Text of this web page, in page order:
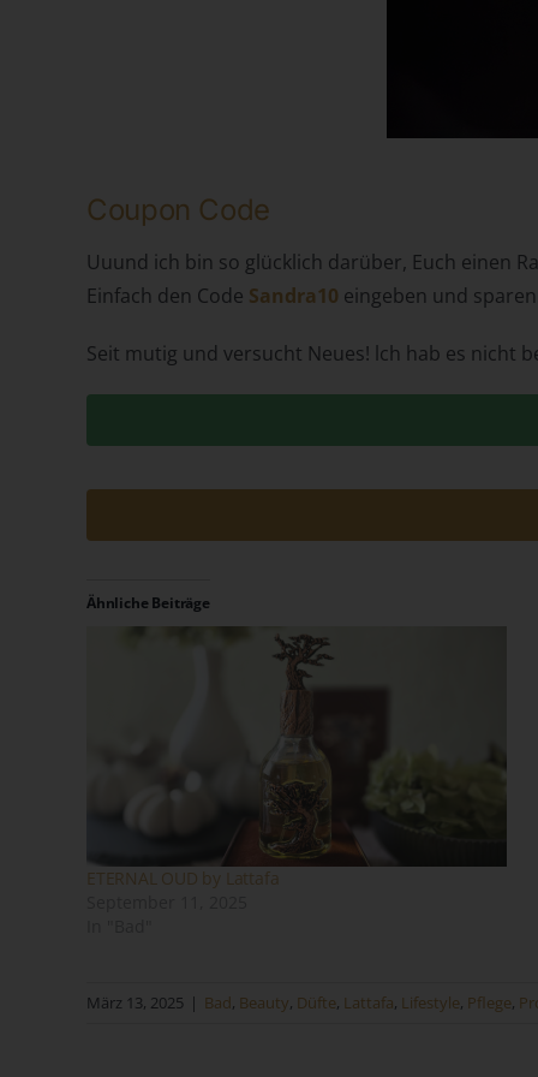
Coupon Code
Uuund ich bin so glücklich darüber, Euch einen
Einfach den Code Sandra10 eingeben und
Seit mutig und versucht Neues! lch hab es nicht
Ähnliche Beiträge
ETERNAL OUD by Lattafa
März 13, 2025 | Bad, Beauty, Düfte, Lattafa, Lifestyle, Pflege,